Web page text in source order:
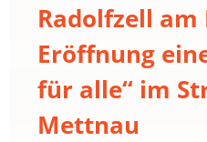
Radolfzell am
Eröffnung
für alle“ im
Mettnau